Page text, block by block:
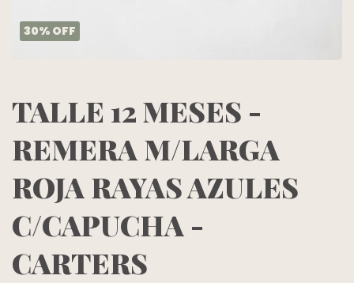
TALLE 12 MESES -
REMERA M/LARGA
ROJA RAYAS AZULES
C/CAPUCHA -
CARTERS
30% OFF